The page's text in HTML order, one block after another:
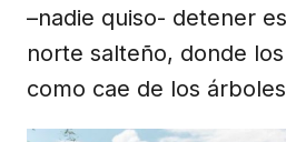
–nadie quiso- detener
norte salteño, donde
como cae de los